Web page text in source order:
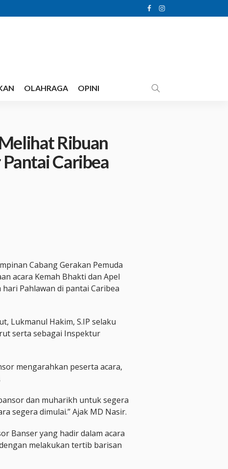
OLAHRAGA OPINI
Ribuan
Caribea
Cabang Gerakan Pemuda
acara Kemah Bhakti dan Apel
Pahlawan di pantai Caribea
Lukmanul Hakim, S.IP selaku
serta sebagai Inspektur
mengarahkan peserta acara,
dan muharikh untuk segera
segera dimulai.” Ajak MD Nasir.
Banser yang hadir dalam acara
melakukan tertib barisan